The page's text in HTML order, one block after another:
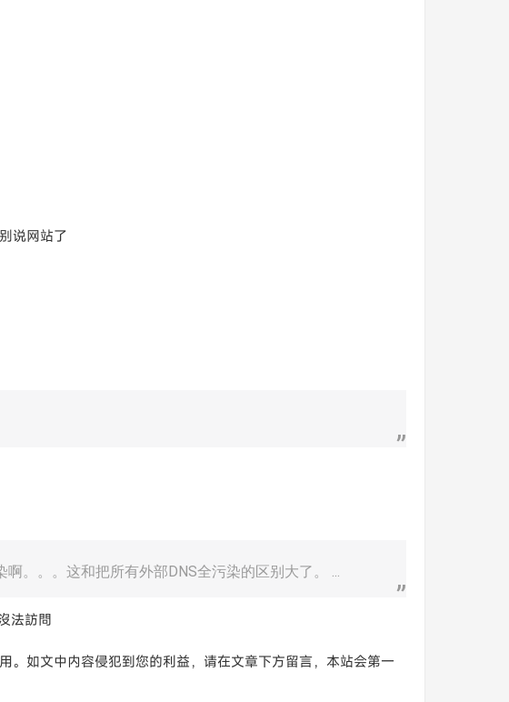
说网站了
啊。。。这和把所有外部DNS全污染的区别大了。 ...
法訪問
。如文中内容侵犯到您的利益，请在文章下方留言，本站会第一